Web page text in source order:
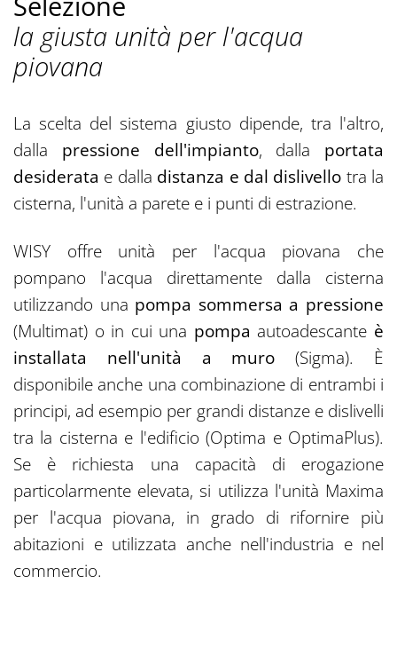
la giusta unità per l'acqua
piovana
La scelta del sistema giusto dipende, tra l'altro,
dalla pressione dell'impianto, dalla portata
desiderata e dalla distanza e dal dislivello tra la
cisterna, l'unità a parete e i punti di estrazione.
WISY offre unità per l'acqua piovana che
pompano l'acqua direttamente dalla cisterna
utilizzando una pompa sommersa a pressione
(Multimat) o in cui una pompa autoadescante è
installata nell'unità a muro (Sigma). È
disponibile anche una combinazione di entrambi i
principi, ad esempio per grandi distanze e dislivelli
tra la cisterna e l'edificio (Optima e OptimaPlus).
Se è richiesta una capacità di erogazione
particolarmente elevata, si utilizza l'unità Maxima
per l'acqua piovana, in grado di rifornire più
abitazioni e utilizzata anche nell'industria e nel
commercio.